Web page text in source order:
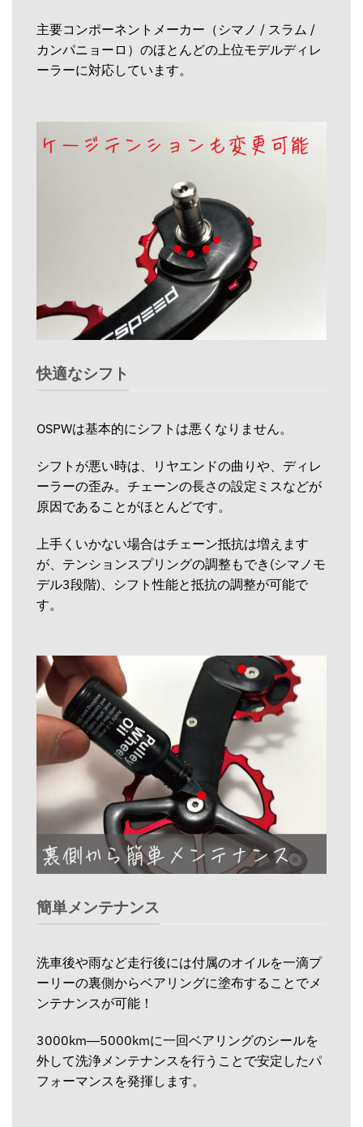
主要コンポーネントメーカー（シマノ / スラム /
カンパニョーロ）のほとんどの上位モデルディレ
ーラーに対応しています。
快適なシフト
OSPWは基本的にシフトは悪くなりません。
シフトが悪い時は、リヤエンドの曲りや、ディレ
ーラーの歪み。チェーンの長さの設定ミスなどが
原因であることがほとんどです。
上手くいかない場合はチェーン抵抗は増えます
が、テンションスプリングの調整もでき(シマノモ
デル3段階)、シフト性能と抵抗の調整が可能で
す。
簡単メンテナンス
洗車後や雨など走行後には付属のオイルを一滴プ
ーリーの裏側からベアリングに塗布することでメ
ンテナンスが可能！
3000km―5000kmに一回ベアリングのシールを
外して洗浄メンテナンスを行うことで安定したパ
フォーマンスを発揮します。